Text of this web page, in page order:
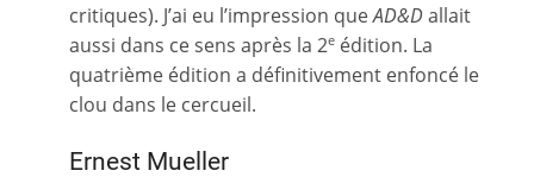
critiques). J’ai eu l’impression queAD&Dallait
aussi dans ce sens après la 2e édition. La
quatrième édition a définitivement enfoncé le
clou dans le cercueil.
Ernest Mueller